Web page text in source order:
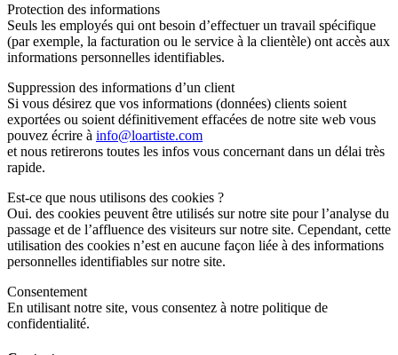
Protection des informations
Seuls les employés qui ont besoin d’effectuer un travail spécifique
(par exemple, la facturation ou le service à la clientèle) ont accès aux
informations personnelles identifiables.
Suppression des informations d’un client
Si vous désirez que vos informations (données) clients soient
exportées ou soient définitivement effacées de notre site web vous
pouvez écrire à info@loartiste.com
et nous retirerons toutes les infos vous concernant dans un délai très
rapide.
Est-ce que nous utilisons des cookies ?
Oui. des cookies peuvent être utilisés sur notre site pour l’analyse du
passage et de l’affluence des visiteurs sur notre site. Cependant, cette
utilisation des cookies n’est en aucune façon liée à des informations
personnelles identifiables sur notre site.
Consentement
En utilisant notre site, vous consentez à notre politique de
confidentialité.